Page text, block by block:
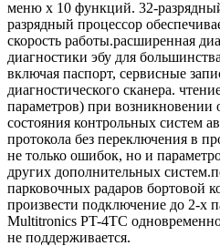
меню х 10 функций. 32-
разрядный процессор
скорость работы.расширенная
диагностики эбу для
включая паспорт, сервисные
диагностического сканера.
параметров) при возникновении
состояния контрольных систем
протокола без переключения в
не только ошибок, но и
других дополнительных
парковочных радаров бортовой
произвести подключение до 2-х
Multitronics PT-4TC
не поддерживается.